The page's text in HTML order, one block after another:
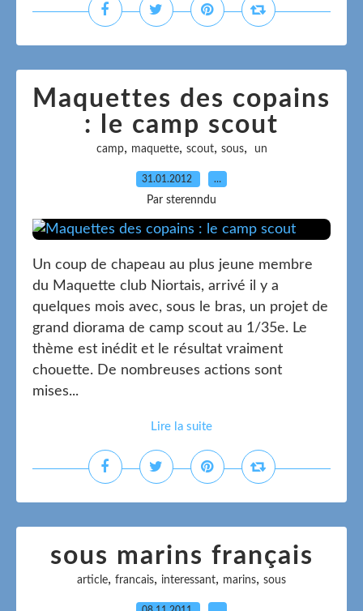
Maquettes des copains
: le camp scout
camp, maquette, scout, sous, un
31.01.2012 …
Par sterenndu
Un coup de chapeau au plus jeune membre
du Maquette club Niortais, arrivé il y a
quelques mois avec, sous le bras, un projet de
grand diorama de camp scout au 1/35e. Le
thème est inédit et le résultat vraiment
chouette. De nombreuses actions sont
mises...
Lire la suite
sous marins français
article, francais, interessant, marins, sous